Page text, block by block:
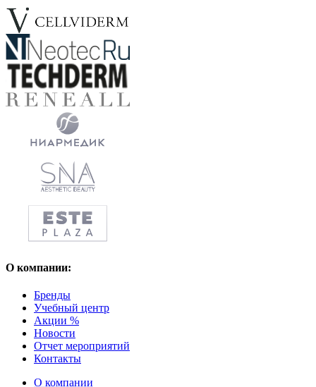
О компании:
Бренды
Учебный центр
Акции %
Новости
Отчет мероприятий
Контакты
О компании